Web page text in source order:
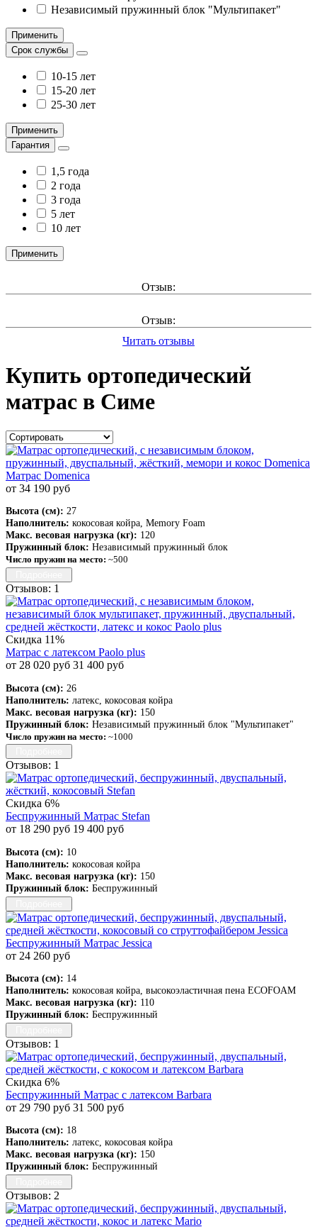
Независимый пружинный блок "Мультипакет"
Применить
Срок службы
10-15 лет
15-20 лет
25-30 лет
Применить
Гарантия
1,5 года
2 года
3 года
5 лет
10 лет
Применить
Отзыв:
Отзыв:
Читать отзывы
Купить ортопедический
матрас в Симе
Матрас Domenica
от 34 190 руб
Высота (см): 27
Наполнитель: кокосовая койра, Memory Foam
Макс. весовая нагрузка (кг): 120
Пружинный блок: Независимый пружинный блок
Число пружин на место: ~500
Отзывов: 1
Скидка 11%
Матрас с латексом Paolo plus
от 28 020 руб 31 400 руб
Высота (см): 26
Наполнитель: латекс, кокосовая койра
Макс. весовая нагрузка (кг): 150
Пружинный блок: Независимый пружинный блок "Мультипакет"
Число пружин на место: ~1000
Отзывов: 1
Скидка 6%
Беспружинный Матрас Stefan
от 18 290 руб 19 400 руб
Высота (см): 10
Наполнитель: кокосовая койра
Макс. весовая нагрузка (кг): 150
Пружинный блок: Беспружинный
Беспружинный Матрас Jessica
от 24 260 руб
Высота (см): 14
Наполнитель: кокосовая койра, высокоэластичная пена ECOFOAM
Макс. весовая нагрузка (кг): 110
Пружинный блок: Беспружинный
Отзывов: 1
Скидка 6%
Беспружинный Матрас с латексом Barbara
от 29 790 руб 31 500 руб
Высота (см): 18
Наполнитель: латекс, кокосовая койра
Макс. весовая нагрузка (кг): 150
Пружинный блок: Беспружинный
Отзывов: 2